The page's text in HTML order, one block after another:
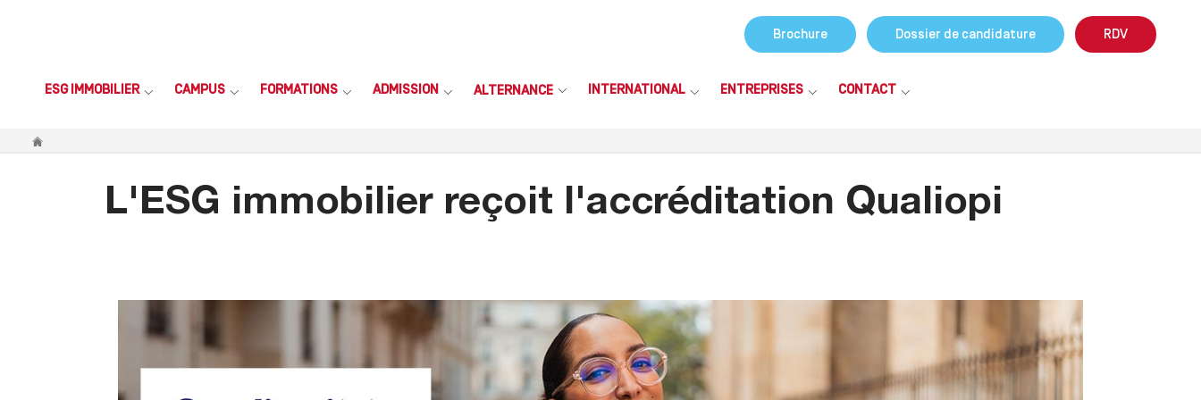
Brochure Dossier de candidature RDV
ESG IMMOBILIER CAMPUS FORMATIONS ADMISSION ALTERNANCE INTERNATIONAL ENTREPRISES CONTACT
Vous êtes ici
L'ESG immobilier reçoit l'accréditation Qualiopi